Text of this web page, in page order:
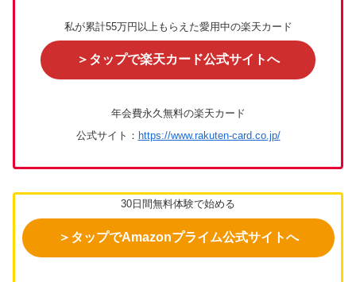
私が累計55万円以上もらえた愛用中の楽天カード
＞タップで楽天カード公式サイトへ
年会費永久無料の楽天カード
公式サイト： https://www.rakuten-card.co.jp/
30日間無料体験で始める
＞タップでAmazonプライム公式サイトへ